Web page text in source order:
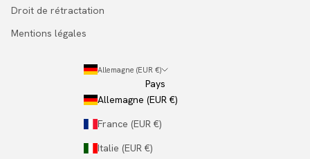
Droit de rétractation
Mentions légales
Allemagne (EUR €)
Pays
Allemagne (EUR €)
France (EUR €)
Italie (EUR €)